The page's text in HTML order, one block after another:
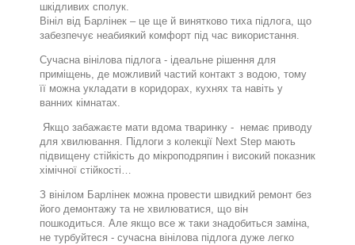
шкідливих сполук.
Вініл від Барлінек – це ще й винятково тиха підлога, що
забезпечує неабиякий комфорт під час використання.
Сучасна вінілова підлога - ідеальне рішення для
приміщень, де можливий частий контакт з водою, тому
її можна укладати в коридорах, кухнях та навіть у
ванних кімнатах.
Якщо забажаєте мати вдома тваринку - немає приводу
для хвилювання. Підлоги з колекції Next Step мають
підвищену стійкість до мікроподряпин і високий показник
хімічної стійкості…
З вінілом Барлінек можна провести швидкий ремонт без
його демонтажу та не хвилюватися, що він
пошкодиться. Але якщо все ж таки знадобиться заміна,
не турбуйтеся - сучасна вінілова підлога дуже легко